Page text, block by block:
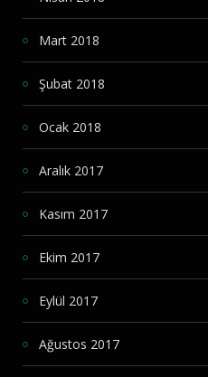
Mart 2018
Şubat 2018
Ocak 2018
Aralık 2017
Kasım 2017
Ekim 2017
Eylül 2017
Ağustos 2017